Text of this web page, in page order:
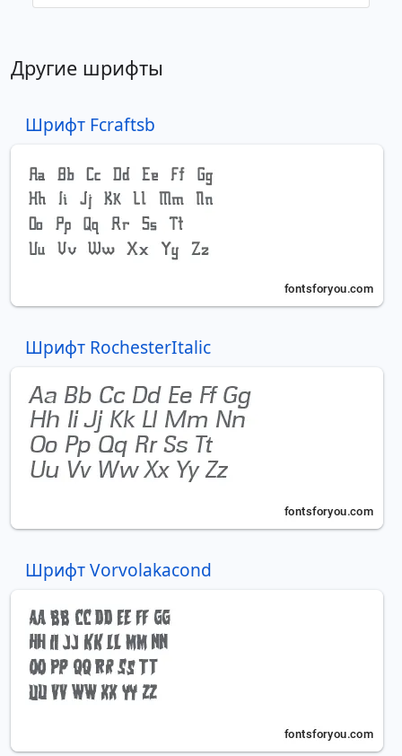
Другие шрифты
Шрифт Fcraftsb
Шрифт RochesterItalic
Шрифт Vorvolakacond